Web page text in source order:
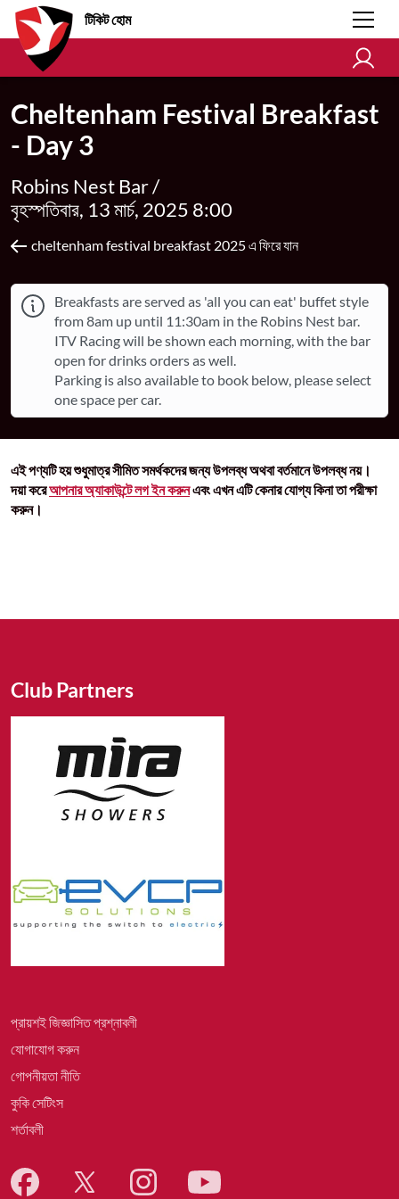
টিকিট হোম
Cheltenham Festival Breakfast
- Day 3
Robins Nest Bar /
বৃহস্পতিবার, 13 মার্চ, 2025 8:00
cheltenham festival breakfast 2025 এ ফিরে যান
Breakfasts are served as 'all you can eat' buffet style
from 8am up until 11:30am in the Robins Nest bar.
ITV Racing will be shown each morning, with the bar
open for drinks orders as well.
Parking is also available to book below, please select
one space per car.
এই পণ্যটি হয় শুধুমাত্র সীমিত সমর্থকদের জন্য উপলব্ধ অথবা বর্তমানে উপলব্ধ নয়।
দয়া করেআপনার অ্যাকাউন্টে লগ ইন করুনএবং এখন এটি কেনার যোগ্য কিনা তা পরীক্ষা
করুন।
প্রায়শই জিজ্ঞাসিত প্রশ্নাবলী
যোগাযোগ করুন
গোপনীয়তা নীতি
কুকি সেটিংস
শর্তাবলী
Club Partners